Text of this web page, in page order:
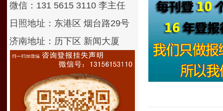
微信：131 5615 3110 李主任
日照地址：东港区 烟台路29号
济南地址：历下区 新闻大厦